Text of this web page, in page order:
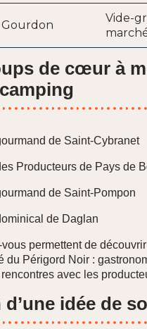
Gourdon
Vide-
de cœur à
de Saint-Cybranet
Producteurs de Pays de
de Saint-Pompon
de Daglan
permettent de
du Périgord Noir :
avec les
idée de